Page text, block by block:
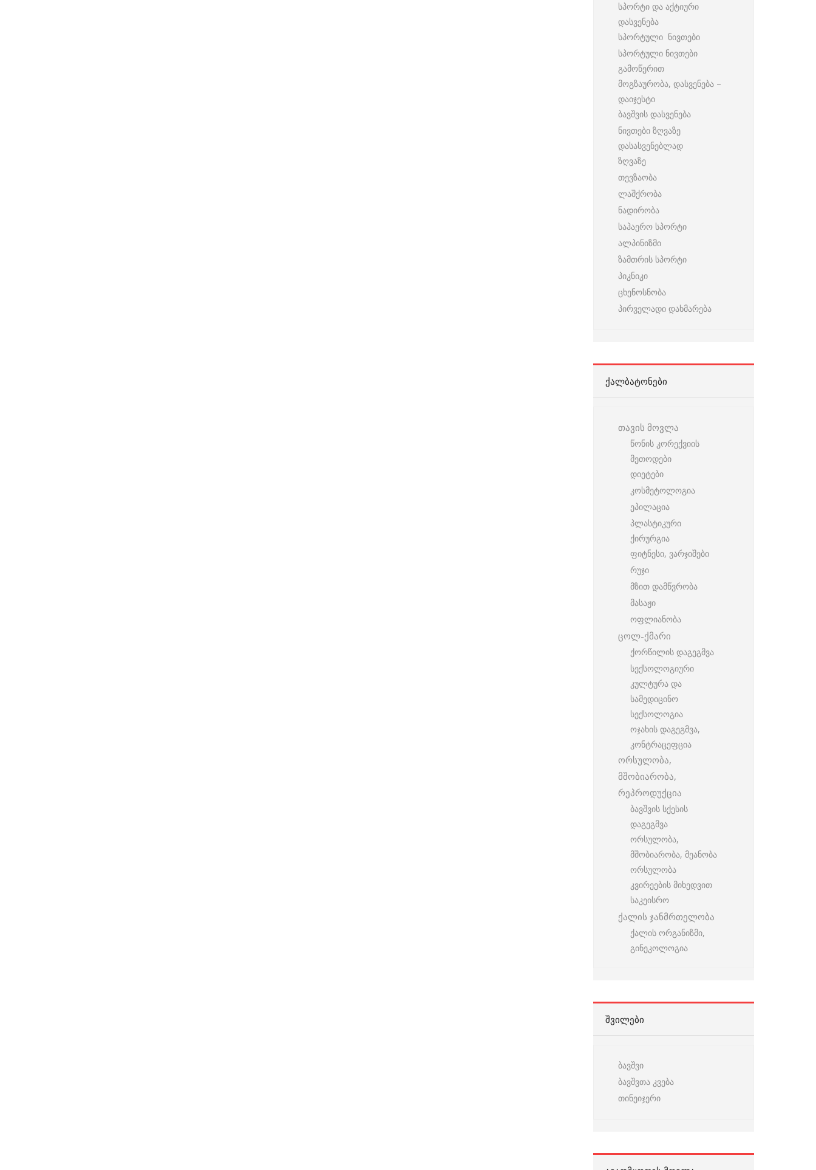
სპორტი და აქტიური
დასვენება
სპორტული ნივთები
სპორტული ნივთები
გამოწერით
მოგზაურობა, დასვენება –
დაიჯესტი
ბავშვის დასვენება
ნივთები ზღვაზე
დასასვენებლად
ზღვაზე
თევზაობა
ლაშქრობა
ნადირობა
საჰაერო სპორტი
ალპინიზმი
ზამთრის სპორტი
პიკნიკი
ცხენოსნობა
პირველადი დახმარება
ᲥᲐᲚᲑᲐᲢᲝᲜᲔᲑᲘ
თავის მოვლა
წონის კორექვიის
მეთოდები
დიეტები
კოსმეტოლოგია
ეპილაცია
პლასტიკური
ქირურგია
ფიტნესი, ვარჯიშები
რუჯი
მზით დამწვრობა
მასაჟი
ოფლიანობა
ცოლ-ქმარი
ქორწილის დაგეგმვა
სექსოლოგიური
კულტურა და
სამედიცინო
სექსოლოგია
ოჯახის დაგეგმვა,
კონტრაცეფცია
ორსულობა,
მშობიარობა,
რეპროდუქცია
ბავშვის სქესის
დაგეგმვა
ორსულობა,
მშობიარობა, მეანობა
ორსულობა
კვირეების მიხედვით
საკეისრო
ქალის ჯანმრთელობა
ქალის ორგანიზმი,
გინეკოლოგია
ᲨᲕᲘᲚᲔᲑᲘ
ბავშვი
ბავშვთა კვება
თინეიჯერი